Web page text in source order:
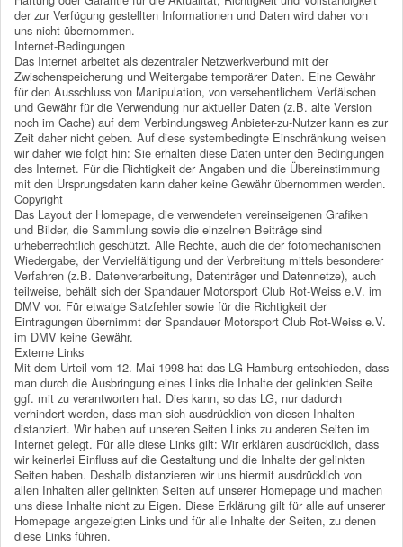
der zur Verfügung gestellten Informationen und Daten wird daher von
uns nicht übernommen.
Internet-Bedingungen
Das Internet arbeitet als dezentraler Netzwerkverbund mit der
Zwischenspeicherung und Weitergabe temporärer Daten. Eine Gewähr
für den Ausschluss von Manipulation, von versehentlichem Verfälschen
und Gewähr für die Verwendung nur aktueller Daten (z.B. alte Version
noch im Cache) auf dem Verbindungsweg Anbieter-zu-Nutzer kann es zur
Zeit daher nicht geben. Auf diese systembedingte Einschränkung weisen
wir daher wie folgt hin: Sie erhalten diese Daten unter den Bedingungen
des Internet. Für die Richtigkeit der Angaben und die Übereinstimmung
mit den Ursprungsdaten kann daher keine Gewähr übernommen werden.
Copyright
Das Layout der Homepage, die verwendeten vereinseigenen Grafiken
und Bilder, die Sammlung sowie die einzelnen Beiträge sind
urheberrechtlich geschützt. Alle Rechte, auch die der fotomechanischen
Wiedergabe, der Vervielfältigung und der Verbreitung mittels besonderer
Verfahren (z.B. Datenverarbeitung, Datenträger und Datennetze), auch
teilweise, behält sich der Spandauer Motorsport Club Rot-Weiss e.V. im
DMV vor. Für etwaige Satzfehler sowie für die Richtigkeit der
Eintragungen übernimmt der Spandauer Motorsport Club Rot-Weiss e.V.
im DMV keine Gewähr.
Externe Links
Mit dem Urteil vom 12. Mai 1998 hat das LG Hamburg entschieden, dass
man durch die Ausbringung eines Links die Inhalte der gelinkten Seite
ggf. mit zu verantworten hat. Dies kann, so das LG, nur dadurch
verhindert werden, dass man sich ausdrücklich von diesen Inhalten
distanziert. Wir haben auf unseren Seiten Links zu anderen Seiten im
Internet gelegt. Für alle diese Links gilt: Wir erklären ausdrücklich, dass
wir keinerlei Einfluss auf die Gestaltung und die Inhalte der gelinkten
Seiten haben. Deshalb distanzieren wir uns hiermit ausdrücklich von
allen Inhalten aller gelinkten Seiten auf unserer Homepage und machen
uns diese Inhalte nicht zu Eigen. Diese Erklärung gilt für alle auf unserer
Homepage angezeigten Links und für alle Inhalte der Seiten, zu denen
diese Links führen.